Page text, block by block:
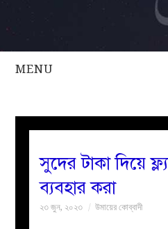
MENU
সকল
বয়ান
নারীদের
সুদের টাকা দিয়ে
ব্যবহার করা
২৩ জুন, ২০২৩ উমায়ের কোব্বাদী